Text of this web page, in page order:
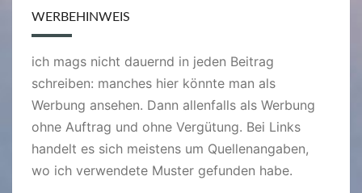
WERBEHINWEIS
ich mags nicht dauernd in jeden Beitrag
schreiben: manches hier könnte man als
Werbung ansehen. Dann allenfalls als Werbung
ohne Auftrag und ohne Vergütung. Bei Links
handelt es sich meistens um Quellenangaben,
wo ich verwendete Muster gefunden habe.